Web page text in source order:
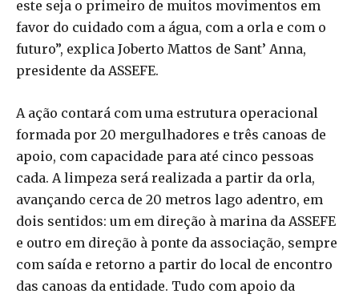
este seja o primeiro de muitos movimentos em
favor do cuidado com a água, com a orla e com o
futuro”, explica Joberto Mattos de Sant’ Anna,
presidente da ASSEFE.
A ação contará com uma estrutura operacional
formada por 20 mergulhadores e três canoas de
apoio, com capacidade para até cinco pessoas
cada. A limpeza será realizada a partir da orla,
avançando cerca de 20 metros lago adentro, em
dois sentidos: um em direção à marina da ASSEFE
e outro em direção à ponte da associação, sempre
com saída e retorno a partir do local de encontro
das canoas da entidade. Tudo com apoio da